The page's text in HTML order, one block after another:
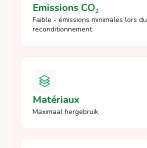
Emissions CO₂
Faible - émissions minimales lors du
reconditionnement
Matériaux
Maximaal hergebruik